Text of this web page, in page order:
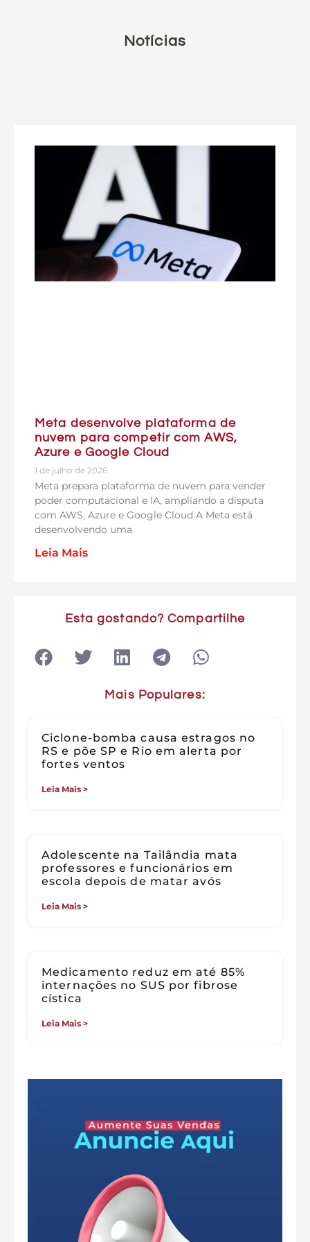
Notícias
Meta desenvolve plataforma de
nuvem para competir com AWS,
Azure e Google Cloud
1 de julho de 2026
Meta prepara plataforma de nuvem para vender
poder computacional e IA, ampliando a disputa
com AWS, Azure e Google Cloud A Meta está
desenvolvendo uma
Leia Mais
Esta gostando? Compartilhe
Mais Populares:
Ciclone-bomba causa estragos no
RS e põe SP e Rio em alerta por
fortes ventos
Leia Mais >
Adolescente na Tailândia mata
professores e funcionários em
escola depois de matar avós
Leia Mais >
Medicamento reduz em até 85%
internações no SUS por fibrose
cística
Leia Mais >